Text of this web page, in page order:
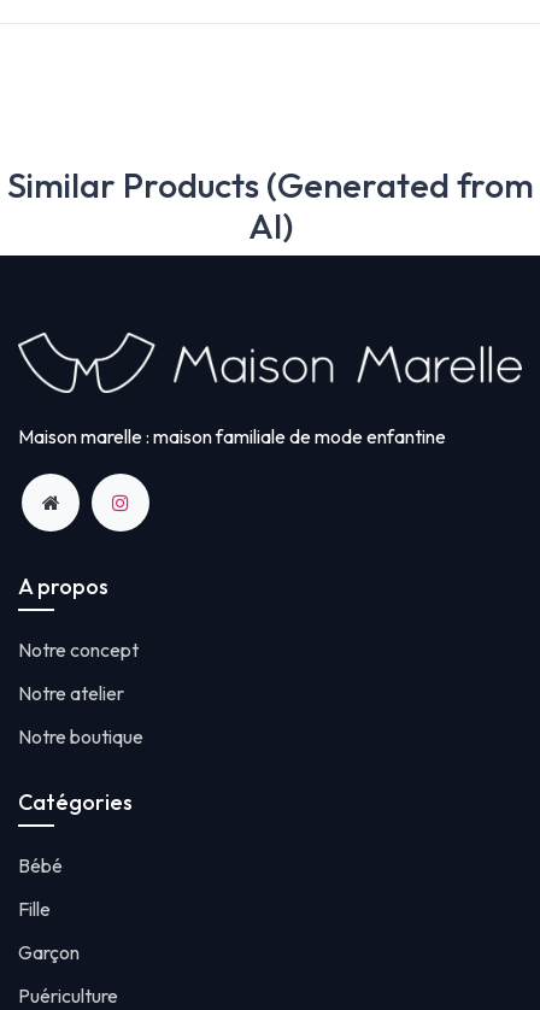
Similar Products (Generated from
AI)
Maison marelle : maison familiale de mode enfantine
A propos
Notre concept
Notre atelier
Notre boutique
Catégories
Bébé
Fille
Garçon
Puériculture